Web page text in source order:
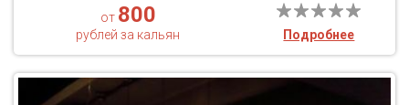
от 800
рублей за кальян Подробнее